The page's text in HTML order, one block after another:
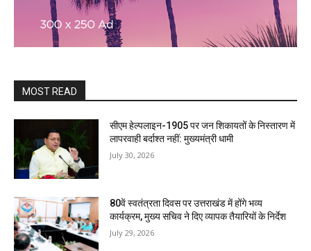
MOST READ
सीएम हेल्पलाइन-1905 पर जन शिकायतों के निस्तारण में
लापरवाही बर्दाश्त नहीं: मुख्यमंत्री धामी
July 30, 2026
80वें स्वतंत्रता दिवस पर उत्तराखंड में होंगे भव्य
कार्यक्रम, मुख्य सचिव ने दिए व्यापक तैयारियों के निर्देश
July 29, 2026